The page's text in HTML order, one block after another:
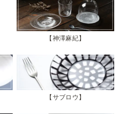
神澤麻紀
サブロウ